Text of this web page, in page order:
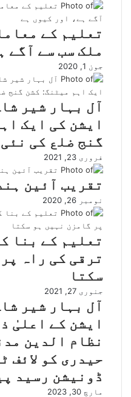
تعلیم کے
ملک سب سے آگے
جون 1, 2020
آل بہار شیر
ایشن کی ایک
گنج ضلع کی
فروری 23, 2021
تقریب آئین
نومبر 26, 2020
تعلیم کے بنا
ترقی کی راہ
سکتا
جنوری 27, 2021
آل بہار شیر
ایشن کے اعلیٰ
نظام الدین
حیدری کو لائف
ڈونیشن رسید
مارچ 30, 2023